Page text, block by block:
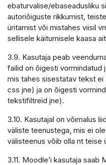
ebaturvalise/ebaseadusliku
autoriõiguste rikkumist,
üritamist või mistahes viisil
sellisele käitumisele kaasa
3.9. Kasutaja peab
failid on õigesti vormindatud
mis tahes sisestatav tekst
css jne) ja on õigesti
tekstifiltreid jne).
3.10. Kasutajal on võimalus
väliste teenustega, mis ei
välisteenus võib olla nt teise
3.11. Moodle’i kasutaja